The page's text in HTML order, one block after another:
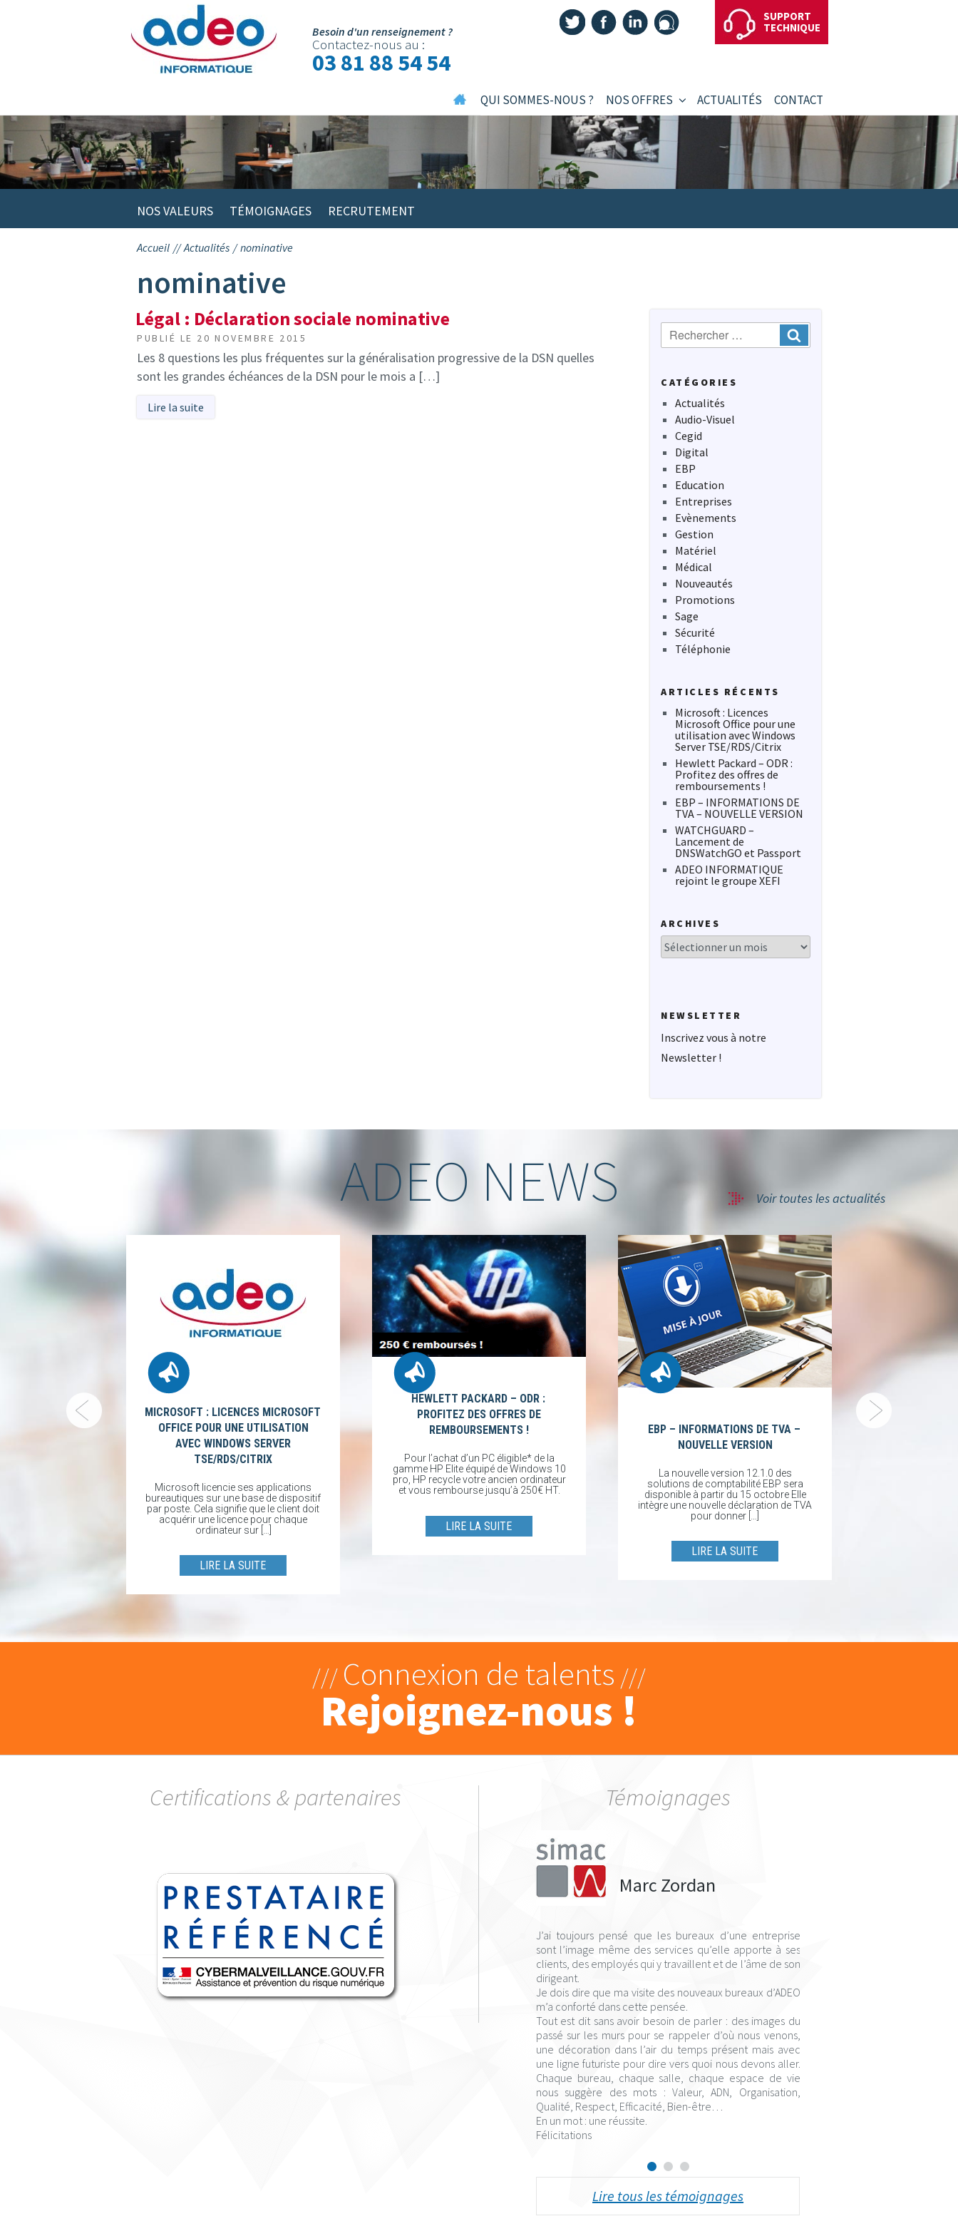
Besoin d'un renseignement ?
Contactez-nous au :
03 81 88 54 54
SUPPORT
TECHNIQUE
QUI SOMMES-NOUS ? NOS OFFRES ACTUALITÉS CONTACT
NOS VALEURS TÉMOIGNAGES RECRUTEMENT
Accueil // Actualités / nominative
nominative
Légal : Déclaration sociale nominative
PUBLIÉ LE 20 NOVEMBRE 2015
Les 8 questions les plus fréquentes sur la généralisation progressive de la DSN quelles
sont les grandes échéances de la DSN pour le mois a […]
Lire la suite
Recherche
:
CATÉGORIES
Actualités
Audio-Visuel
Cegid
Digital
EBP
Education
Entreprises
Evènements
Gestion
Matériel
Médical
Nouveautés
Promotions
Sage
Sécurité
Téléphonie
ARTICLES RÉCENTS
Microsoft : Licences
Microsoft Office pour une
utilisation avec Windows
Server TSE/RDS/Citrix
Hewlett Packard – ODR :
Profitez des offres de
remboursements !
EBP – INFORMATIONS DE
TVA – NOUVELLE VERSION
WATCHGUARD –
Lancement de
DNSWatchGO et Passport
ADEO INFORMATIQUE
rejoint le groupe XEFI
ARCHIVES
Archives
NEWSLETTER
Inscrivez vous à notre
Newsletter !
ADEO NEWS Voir toutes les actualités
MICROSOFT : LICENCES MICROSOFT
OFFICE POUR UNE UTILISATION
AVEC WINDOWS SERVER
TSE/RDS/CITRIX
Microsoft licencie ses applications
bureautiques sur une base de dispositif
par poste. Cela signifie que le client doit
acquérir une licence pour chaque
ordinateur sur […]
LIRE LA SUITE
HEWLETT PACKARD – ODR :
PROFITEZ DES OFFRES DE
REMBOURSEMENTS !
Pour l’achat d’un PC éligible* de la
gamme HP Elite équipé de Windows 10
pro, HP recycle votre ancien ordinateur
et vous rembourse jusqu’à 250€ HT.
LIRE LA SUITE
EBP – INFORMATIONS DE TVA –
NOUVELLE VERSION
La nouvelle version 12.1.0 des
solutions de comptabilité EBP sera
disponible à partir du 15 octobre Elle
intègre une nouvelle déclaration de TVA
pour donner […]
LIRE LA SUITE
/// Connexion de talents ///
Rejoignez-nous !
Certifications & partenaires Témoignages
Marc Zordan
J’ai toujours pensé que les bureaux d’une entreprise
sont l’image même des services qu’elle apporte à ses
clients, des employés qui y travaillent et de l’âme de son
dirigeant.
Je dois dire que ma visite des nouveaux bureaux d’ADEO
m’a conforté dans cette pensée.
Tout est dit sans avoir besoin de parler : des images du
passé sur les murs pour se rappeler d’où nous venons,
une décoration dans l’air du temps présent mais avec
une ligne futuriste pour dire vers quoi nous devons aller.
Chaque bureau, chaque salle, chaque espace de vie
nous suggère des mots : Valeur, ADN, Organisation,
Qualité, Respect, Efficacité, Bien-être…
En un mot : une réussite.
Félicitations
Lire tous les témoignages